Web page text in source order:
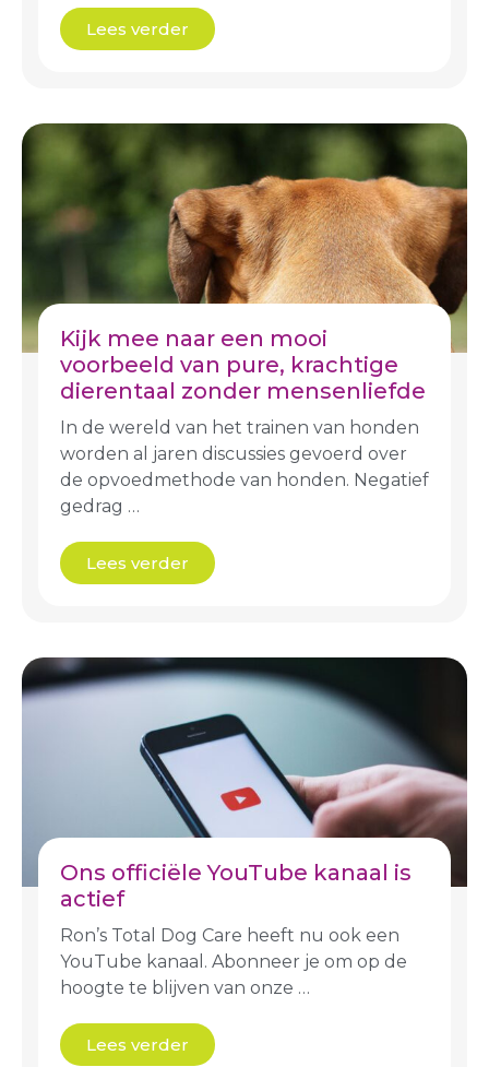
Lees verder
Kijk mee naar een mooi
voorbeeld van pure, krachtige
dierentaal zonder mensenliefde
In de wereld van het trainen van honden
worden al jaren discussies gevoerd over
de opvoedmethode van honden. Negatief
gedrag …
Lees verder
Ons officiële YouTube kanaal is
actief
Ron’s Total Dog Care heeft nu ook een
YouTube kanaal. Abonneer je om op de
hoogte te blijven van onze …
Lees verder